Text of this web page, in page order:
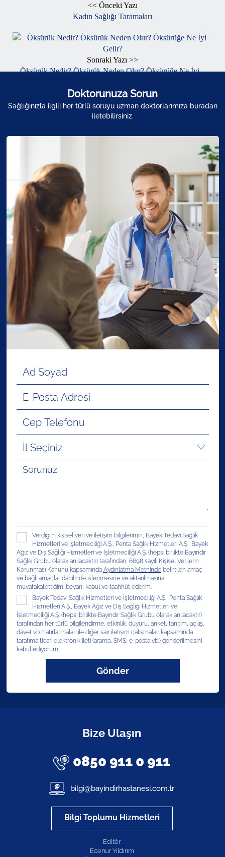
<< Önceki Yazı
Kadın Sağlığı Taramaları
Sonraki Yazı >>
Öksürük Nedir? Öksürük Neden Olur? Öksürüğe Ne İyi...
Doktorunuza Sorun
Sağlığınızla ilgili her türlü soruyu uzman doktorlarımıza buradan
iletebilirsiniz.
Verdiğim kişisel veri ve iletişim bilgilerimin, Bayek Tedavi Sağlık
Hizmetleri ve İşletmeciliği A.Ş., Penta Sağlık Hizmetleri A.Ş., Bayek
Ağız ve Diş Sağlığı Hizmetleri ve İşletmeciliği A.Ş. (hepsi birlikte Bayındır
Sağlık Grubu olarak anılacaktır) tarafından, 6698 sayılı Kişisel Verilerin
Korunması Kanunu kapsamında Aydınlatma Metnindebelirtilen amaç
ve bağlı amaçlar dahilinde işlenmesine ve aktarılmasına
muvafakatettiğimi beyan, kabul ve taahhüt ederim.
Bayek Tedavi Sağlık Hizmetleri ve İşletmeciliği A.Ş., Penta Sağlık
Hizmetleri A.Ş., Bayek Ağız ve Diş Sağlığı Hizmetleri ve
İşletmeciliği A.Ş. (hepsi birlikte Bayındır Sağlık Grubu olarak anılacaktır)
tarafından her türlü bilgilendirme, etkinlik, duyuru, anket, tanıtım, açılış,
davet vb. hatırlatmaları ile diğer sair iletişim çalışmaları kapsamında
tarafıma ticari elektronik ileti (arama, SMS, e-posta vb.) gönderilmesini
kabul ediyorum.
Gönder
Bize Ulaşın
0850 911 0 911
bilgi@bayindirhastanesi.com.tr
Bilgi Toplumu Hizmetleri
Editör
Ecenur Yıldırım